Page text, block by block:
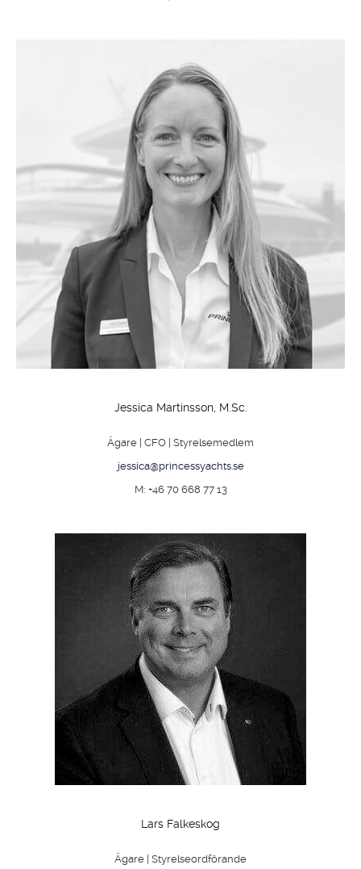
Jessica Martinsson, M.Sc.
Ägare | CFO | Styrelsemedlem
jessica@princessyachts.se
M: +46 70 668 77 13
Lars Falkeskog
Ägare | Styrelseordförande